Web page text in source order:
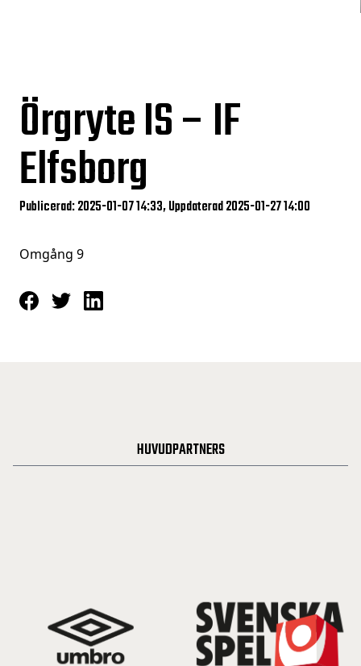
Örgryte IS – IF
Elfsborg
Publicerad: 2025-01-07 14:33, Uppdaterad 2025-01-27 14:00
Omgång 9
HUVUDPARTNERS